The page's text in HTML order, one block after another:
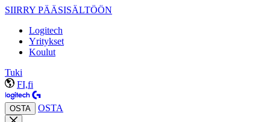
SIIRRY PÄÄSISÄLTÖÖN
Logitech
Yritykset
Koulut
Tuki
FI,fi
OSTA OSTA